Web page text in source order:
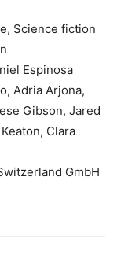
Science fiction
Espinosa
Adria Arjona,
Gibson, Jared
Clara
GmbH